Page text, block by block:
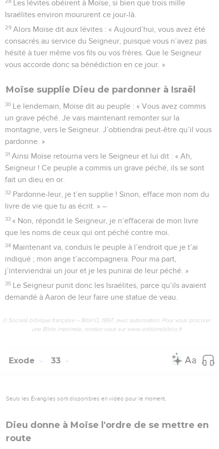
Les lévites obéirent à Moïse, si bien que trois mille
Israélites environ moururent ce jour-là.
29 Alors Moïse dit aux lévites : « Aujourd’hui, vous avez été
consacrés au service du Seigneur, puisque vous n’avez pas
hésité à tuer même vos fils ou vos frères. Que le Seigneur
vous accorde donc sa bénédiction en ce jour. »
Moïse supplie Dieu de pardonner à Israël
30 Le lendemain, Moïse dit au peuple : « Vous avez commis
un grave péché. Je vais maintenant remonter sur la
montagne, vers le Seigneur. J’obtiendrai peut-être qu’il vous
pardonne. »
31 Ainsi Moïse retourna vers le Seigneur et lui dit : « Ah,
Seigneur ! Ce peuple a commis un grave péché, ils se sont
fait un dieu en or.
32 Pardonne-leur, je t’en supplie ! Sinon, efface mon nom du
livre de vie que tu as écrit. » –
33 « Non, répondit le Seigneur, je n’effacerai de mon livre
que les noms de ceux qui ont péché contre moi.
34 Maintenant va, conduis le peuple à l’endroit que je t’ai
indiqué ; mon ange t’accompagnera. Pour ma part,
j’interviendrai un jour et je les punirai de leur péché. »
35 Le Seigneur punit donc les Israélites, parce qu’ils avaient
demandé à Aaron de leur faire une statue de veau.
© Société biblique française – Bibli’O, 1997, avec autorisation. Pour vous procurer
une Bible imprimée, rendez-vous sur www.editionsbiblio.fr
Exode 33
Seuls les Évangiles sont disponibles en vidéo pour le moment.
Dieu donne à Moïse l'ordre de se mettre en
route